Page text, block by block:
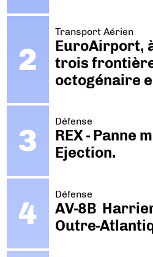
Transport Aérien
EuroAirport,
trois
octogénaire
Défense
REX - Panne
Ejection.
Défense
AV-8B
Outre-